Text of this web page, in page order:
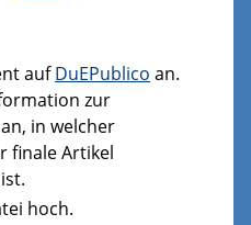
aufDuEPublico an.
zur
in welcher
finale Artikel
hoch.